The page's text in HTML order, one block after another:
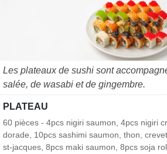
Les plateaux de sushi sont
salée, de wasabi et de gingembre.
PLATEAU
60 pièces - 4pcs nigiri saumon, 4pcs nigiri
dorade, 10pcs sashimi saumon, thon,
st-jacques, 8pcs maki saumon, 8pcs soja